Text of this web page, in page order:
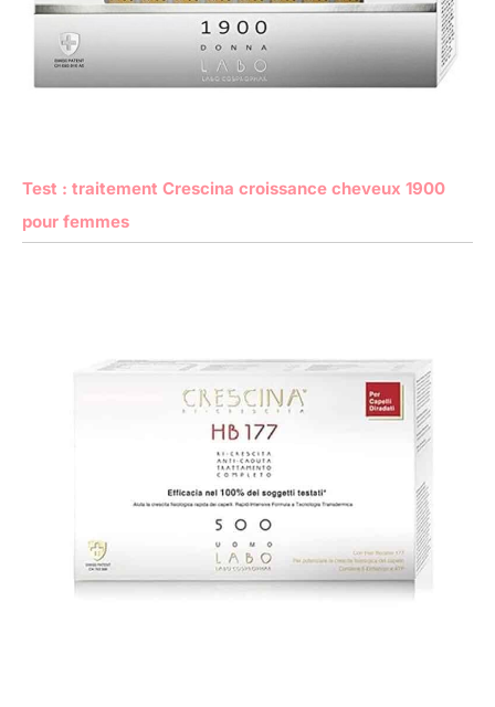
Test : traitement Crescina croissance cheveux 1900
pour femmes